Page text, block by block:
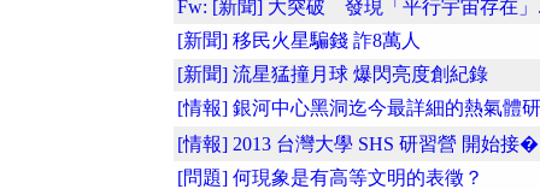
Fw: [新聞] 大突破 發現「平行宇宙存在」
[新聞] 移民火星騙錢 詐8萬人
[新聞] 流星猛撞月球 爆閃亮度創紀錄
[情報] 銀河中心黑洞迄今最詳細的熱氣體
[情報] 2013 台灣大學 SHS 研習營 開始接
[問題] 何現象是有高等文明的表徵？